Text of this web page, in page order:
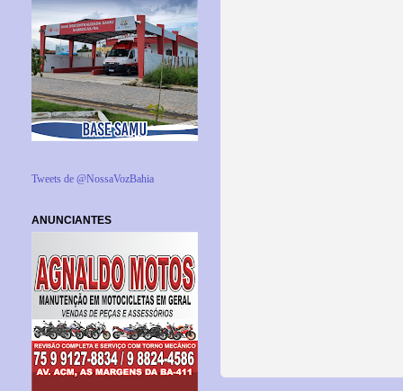
Tweets de @NossaVozBahia
ANUNCIANTES